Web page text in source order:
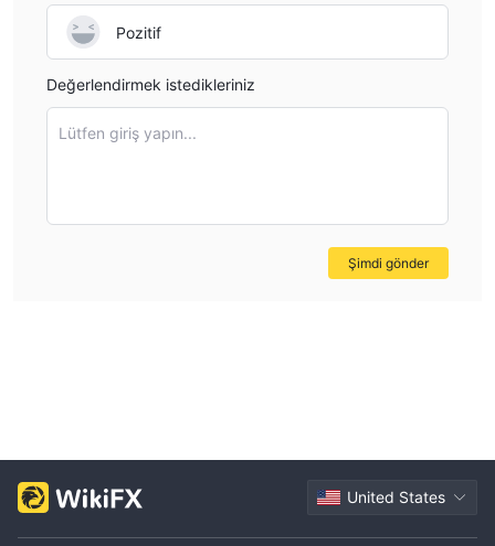
Pozitif
Değerlendirmek istedikleriniz
Lütfen giriş yapın...
Şimdi gönder
United States